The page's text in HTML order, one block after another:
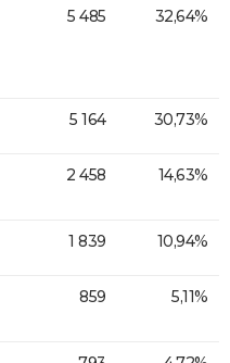
5 485 32,64%
5 164 30,73%
2 458 14,63%
1 839 10,94%
859 5,11%